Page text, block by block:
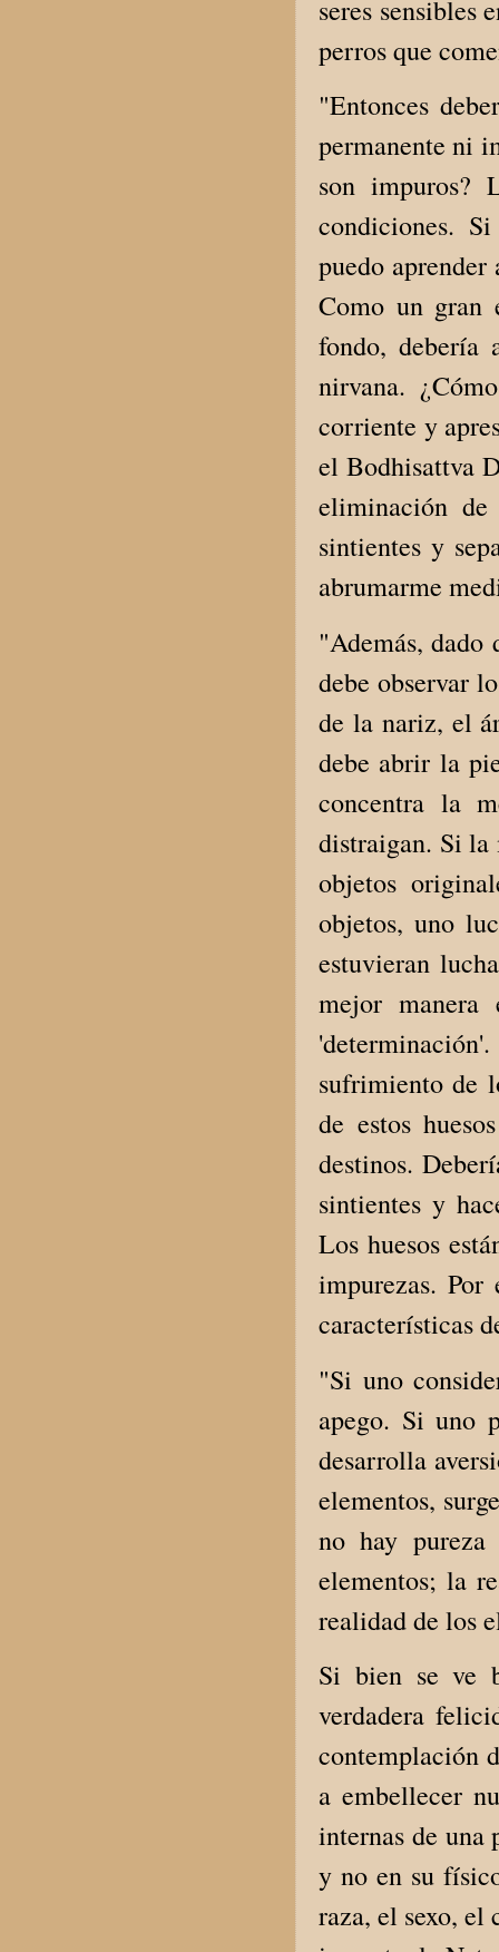
seres sensibles
perros que
"Entonces
permanente ni
son impuros?
condiciones.
puedo
Como un gran
fondo, debería
nirvana.
corriente y
el Bodhisattva
eliminación
sintientes y
abrumarme
"Además, dado
debe observar
de la nariz, el
debe abrir la
concentra la
distraigan. Si la
objetos
objetos, uno
estuvieran
mejor
sufrimiento de
de estos
destinos.
sintientes y
Los huesos
impurezas.
características
"Si uno
apego. Si uno
desarrolla
elementos,
no hay
elementos; la
realidad de los
Si bien se ve
verdadera
contemplación
a embellecer
internas de una
y no en su
raza, el sexo, el